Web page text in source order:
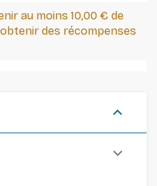
au moins 10,00 € de
des récompenses